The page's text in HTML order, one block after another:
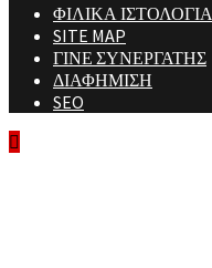
ΦΙΛΙΚΑ ΙΣΤΟΛΟΓΙΑ
SITE MAP
ΓΙΝΕ ΣΥΝΕΡΓΑΤΗΣ
ΔΙΑΦΗΜΙΣΗ
SEO
Ministry Of Men